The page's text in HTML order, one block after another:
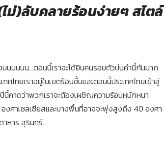
ม่)ลับคลายร้อนง่ายๆ สไตล์
นนนน…ตอนนี้เราจะได้ยินคนรอบตัวบ่นคำนี้กันมาก
ทยเราอยู่ในเขตร้อนชื้นและตอนนี้ประเทศไทยเข้าสู่
คาดว่าพวกเราจะต้องเผชิญความร้อนหนักหนา
ศาเซลเซียสและบางพื้นที่อาจจะพุ่งสูงถึง 40 องศา
หาร สุรินทร์...